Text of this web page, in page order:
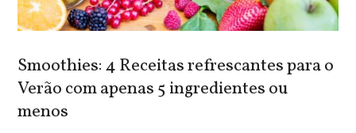
Smoothies: 4 Receitas refrescantes para o
Verão com apenas 5 ingredientes ou
menos